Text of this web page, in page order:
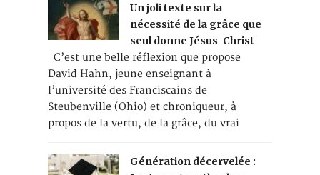
Un joli texte sur la
nécessité de la grâce que
seul donne Jésus-Christ
C’est une belle réflexion que propose
David Hahn, jeune enseignant à
l’université des Franciscains de
Steubenville (Ohio) et chroniqueur, à
propos de la vertu, de la grâce, du vrai
Génération décervelée :